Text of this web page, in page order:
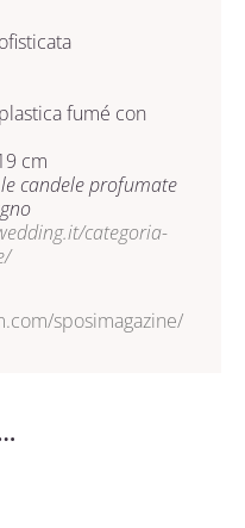
fumé con
cm
candele profumate
categoria-
sposimagazine/